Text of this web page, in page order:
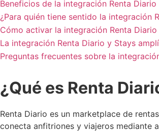
Beneficios de la integración Renta
¿Para quién tiene sentido la integración
Cómo activar la integración Renta
La integración Renta Diario y Stays
Preguntas frecuentes sobre la
¿Qué es Renta
Renta Diario es un marketplace de
conecta anfitriones y viajeros mediante